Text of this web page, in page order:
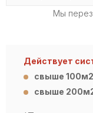
Мы
Действует
свыше 100м2
свыше